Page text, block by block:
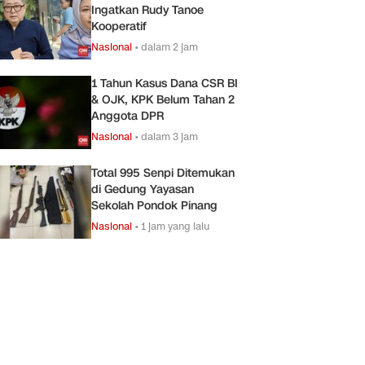
Ingatkan Rudy Tanoe
Kooperatif
Nasional •dalam 2 jam
1 Tahun Kasus Dana CSR BI
& OJK, KPK Belum Tahan 2
Anggota DPR
Nasional •dalam 3 jam
Total 995 Senpi Ditemukan
di Gedung Yayasan
Sekolah Pondok Pinang
Nasional •1 jam yang lalu